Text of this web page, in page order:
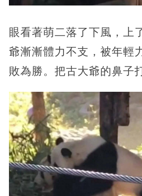
眼看著萌二落了下風，上
爺漸漸體力不支，被年輕
敗為勝。把古大爺的鼻子